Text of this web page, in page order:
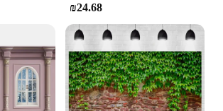
₪24.68